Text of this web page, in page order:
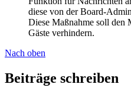
diese von der Board-
Diese Maßnahme soll den
Gäste verhindern.
Nach oben
Beiträge schreiben